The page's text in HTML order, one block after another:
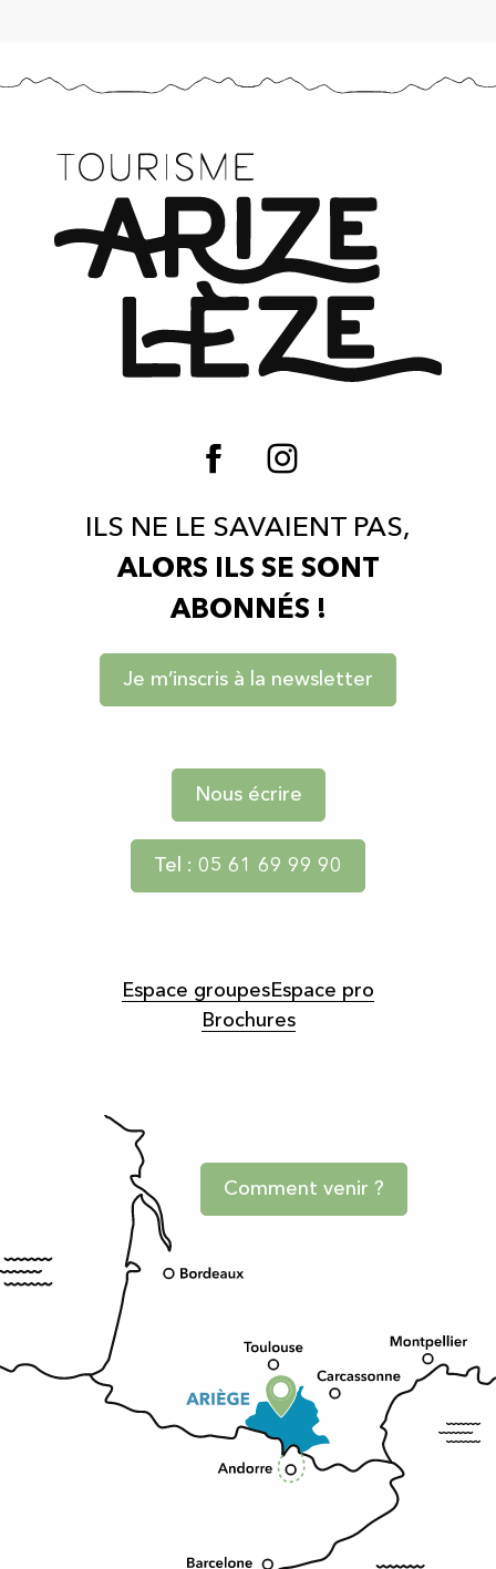
ILS NE LE SAVAIENT PAS,
ALORS ILS SE SONT
ABONNÉS !
Je m’inscris à la newsletter
Nous écrire
Tel : 05 61 69 99 90
Espace groupesEspace pro
Brochures
Comment venir ?